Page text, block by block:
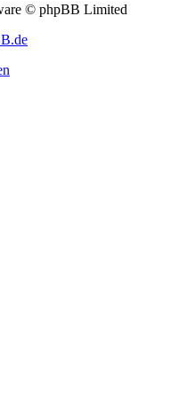
© phpBB Limited